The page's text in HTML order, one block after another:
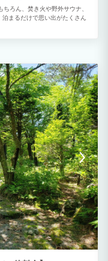
ろん、焚き火や野外サウナ、
まるだけで思い出がたくさん